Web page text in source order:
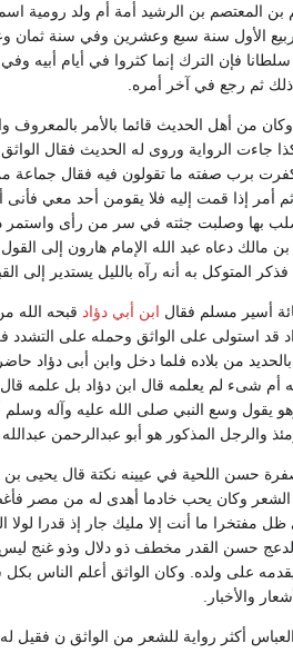
بن المعتصم بن الرشيد أمة أم ولد
ربيع الأول سنة سبع وعشرين وفي سنة
فإن الترك إنما كثروا في أيام أبيه
ذلك ثم رجع في آخر أمره.
وكان من أهل الحديث قائما بالأمر
جاءت الرواية وروى له الحديث فقال
برب صفته ما تقولون فيه فقال جماعة
ثم أمر إذا قمت إليه فلا يقومن أحد معي
بها وصلبت جثته في سر من رأى واستمر
دعاه عبد الله الإمام هارون إلى القول
المتوكل به أنه رآه بالليل يستدير إلى
أسير مسلم فقال ابن أبي دؤاد قبحه الله
استولى على الواثق وحمله على التشدد
من بلاده فلما دخل وابن أبى دؤاد
أم شىء لم يعلمه قال ابن دؤاد بل علمه
يقول وسع النبي صلى الله عليه وآله وسلم
والرجل المذكور هو أبو عبدالرحمن
صفرة حسن اللحية في عيينه نكتة قال يحيى
الشعر وكان يحب خادما أهدى له من مصر
ظل مفتخرا ما أنت إلا مليك جار إذ قدرا
حسن القدر مخطف ذو دلال وذو غنج ليس
على ولده. وكان الواثق أعلم الناس
والأخبار.
أكثر رواية للشعر من الواثق ن